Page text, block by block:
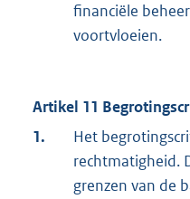
financiële
voortvloeien.
Artikel 11
1.
Het
rechtmatigheid.
grenzen van de